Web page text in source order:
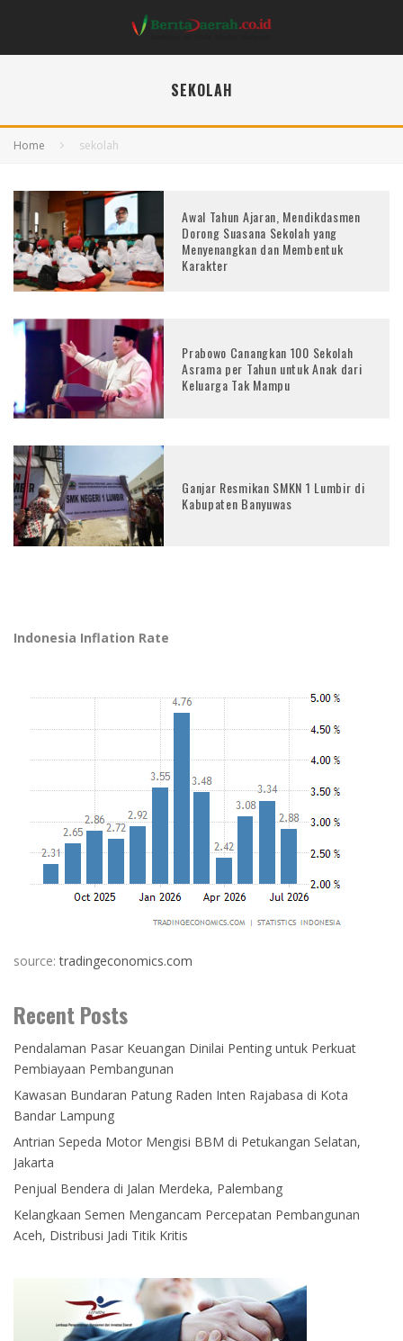
SEKOLAH
Home sekolah
Awal Tahun Ajaran, Mendikdasmen
Dorong Suasana Sekolah yang
Menyenangkan dan Membentuk
Karakter
Prabowo Canangkan 100 Sekolah
Asrama per Tahun untuk Anak dari
Keluarga Tak Mampu
Ganjar Resmikan SMKN 1 Lumbir di
Kabupaten Banyuwas
Indonesia Inflation Rate
source:tradingeconomics.com
Recent Posts
Pendalaman Pasar Keuangan Dinilai Penting untuk Perkuat
Pembiayaan Pembangunan
Kawasan Bundaran Patung Raden Inten Rajabasa di Kota
Bandar Lampung
Antrian Sepeda Motor Mengisi BBM di Petukangan Selatan,
Jakarta
Penjual Bendera di Jalan Merdeka, Palembang
Kelangkaan Semen Mengancam Percepatan Pembangunan
Aceh, Distribusi Jadi Titik Kritis